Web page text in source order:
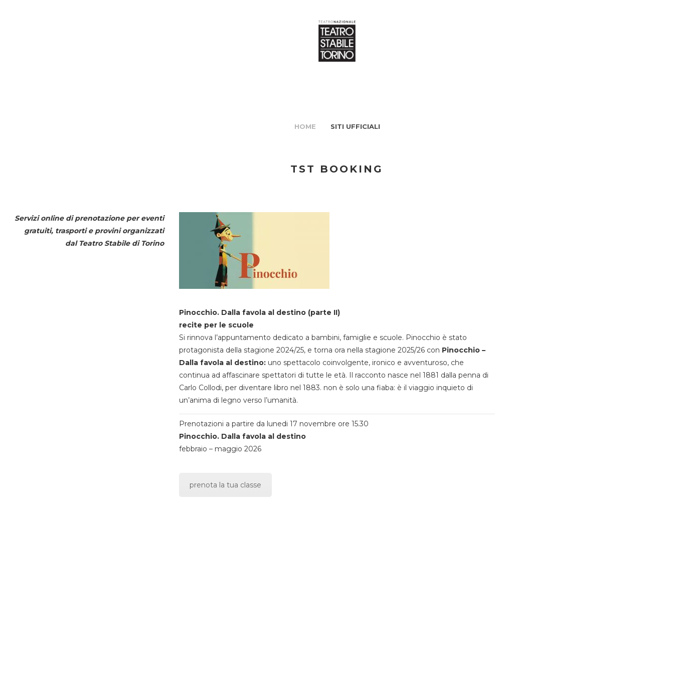
HOME SITI UFFICIALI
TST BOOKING
Servizi online di prenotazione per eventi
gratuiti, trasporti e provini organizzati
dal Teatro Stabile di Torino
Pinocchio. Dalla favola al destino (parte II)
recite per le scuole
Si rinnova l’appuntamento dedicato a bambini, famiglie e scuole. Pinocchio è stato
protagonista della stagione 2024/25, e torna ora nella stagione 2025/26 con Pinocchio –
Dalla favola al destino:uno spettacolo coinvolgente, ironico e avventuroso, che
continua ad affascinare spettatori di tutte le età. Il racconto nasce nel 1881 dalla penna di
Carlo Collodi, per diventare libro nel 1883. non è solo una fiaba: è il viaggio inquieto di
un’anima di legno verso l’umanità.
Prenotazioni a partire da lunedi 17 novembre ore 15.30
Pinocchio. Dalla favola al destino
febbraio – maggio 2026
prenota la tua classe